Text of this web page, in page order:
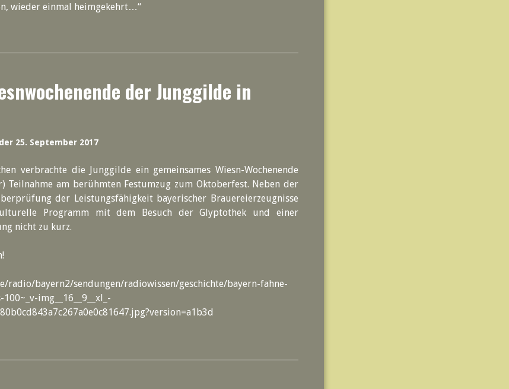
wieder einmal heimgekehrt…“
der Junggilde in
25. September 2017
verbrachte die Junggilde ein gemeinsames Wiesn-Wochenende
Teilnahme am berühmten Festumzug zum Oktoberfest. Neben der
der Leistungsfähigkeit bayerischer Brauereierzeugnisse
Programm mit dem Besuch der Glyptothek und einer
nicht zu kurz.